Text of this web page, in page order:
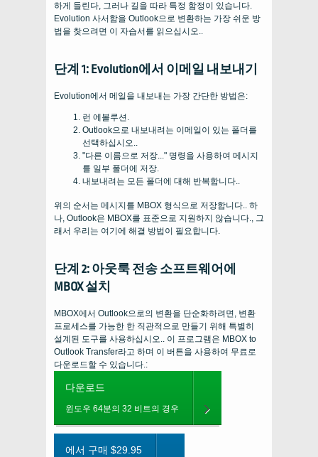
하게 들린다, 그러나 길을 따라 특정 함정이 있습니다.
Evolution 사서함을 Outlook으로 변환하는 가장 쉬운 방
법을 찾으려면 이 자습서를 읽으십시오..
단계 1: Evolution에서 이메일 내보내기
Evolution에서 메일을 내보내는 가장 간단한 방법은:
런 에볼루션.
Outlook으로 내보내려는 이메일이 있는 폴더를
선택하십시오..
"다른 이름으로 저장..." 명령을 사용하여 메시지
를 일부 폴더에 저장.
내보내려는 모든 폴더에 대해 반복합니다..
위의 순서는 메시지를 MBOX 형식으로 저장합니다.. 하
나, Outlook은 MBOX를 표준으로 지원하지 않습니다., 그
래서 우리는 여기에 해결 방법이 필요합니다.
단계 2: 아웃룩 전송 소프트웨어에
MBOX 설치
MBOX에서 Outlook으로의 변환을 단순화하려면, 변환
프로세스를 가능한 한 직관적으로 만들기 위해 특별히
설계된 도구를 사용하십시오.. 이 프로그램은 MBOX to
Outlook Transfer라고 하며 이 버튼을 사용하여 무료로
다운로드할 수 있습니다.:
다운로드
윈도우 64분의 32 비트의 경우
에서 구매 $29.95